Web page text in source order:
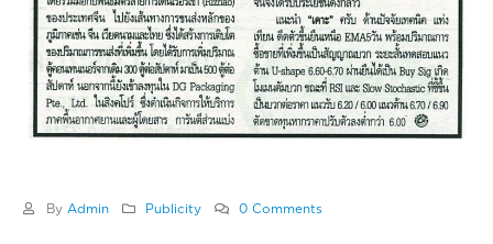
By Admin Publicity 0 Comments